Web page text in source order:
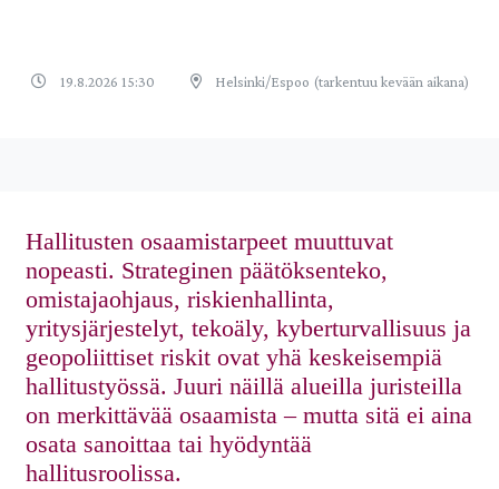
19.8.2026 15:30 Helsinki/Espoo (tarkentuu kevään aikana)
Hallitusten osaamistarpeet muuttuvat
nopeasti. Strateginen päätöksenteko,
omistajaohjaus, riskienhallinta,
yritysjärjestelyt, tekoäly, kyberturvallisuus ja
geopoliittiset riskit ovat yhä keskeisempiä
hallitustyössä. Juuri näillä alueilla juristeilla
on merkittävää osaamista – mutta sitä ei aina
osata sanoittaa tai hyödyntää
hallitusroolissa.